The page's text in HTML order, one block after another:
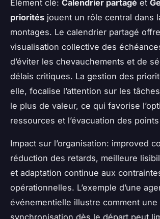
Élément clé: Calendrier partagé et
priorités jouent un rôle central dans
montages. Le calendrier partagé
visualisation collective des
d’éviter les chevauchements et de
délais critiques. La gestion des
elle, focalise l’attention sur les
le plus de valeur, ce qui favorise
ressources et l’évacuation des
Impact sur l’organisation: improved
réduction des retards, meilleure
et adaptation continue aux
opérationnelles. L’exemple d’une
événementielle illustre comment une
synchronisation dès le départ peut